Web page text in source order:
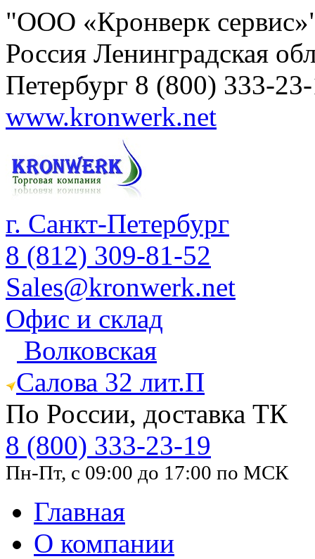
"ООО «Кронверк
Россия Ленинградская
Петербург 8 (800) 333-
www.kronwerk.net
г. Санкт-Петербург
8 (812) 309-81-52
Sales@kronwerk.net
Офис и склад
Волковская
Салова 32 лит.П
По России, доставка ТК
8 (800) 333-23-19
Пн-Пт, с 09:00 до 17:00 по МСК
Главная
О компании